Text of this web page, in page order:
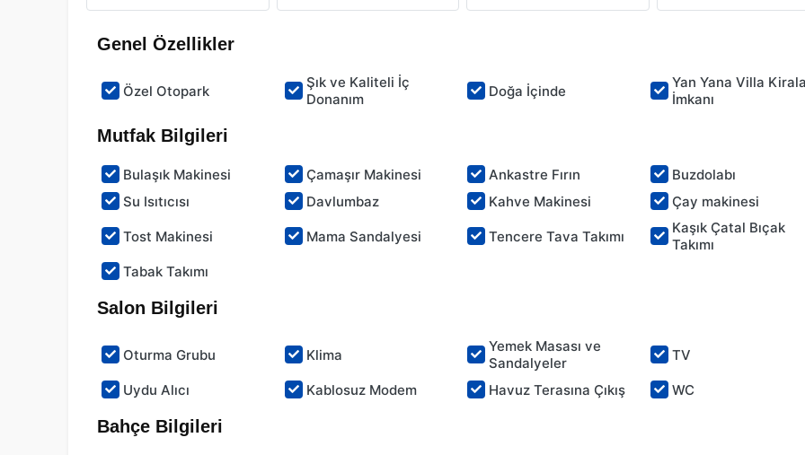
Genel Özellikler
Özel Otopark
Şık ve Kaliteli İç
Donanım
Doğa İçinde
Yan Yana Villa
İmkanı
Mutfak Bilgileri
Bulaşık Makinesi Çamaşır Makinesi Ankastre Fırın
Buzdolabı
Su Isıtıcısı
Davlumbaz Kahve Makinesi Çay makinesi
Tost Makinesi Mama Sandalyesi Tencere Tava Takımı
Kaşık Çatal Bıçak
Takımı
Tabak Takımı
Salon Bilgileri
Oturma Grubu Klima
Yemek Masası ve
Sandalyeler
TV
Uydu Alıcı Kablosuz Modem Havuz Terasına Çıkış WC
Bahçe Bilgileri